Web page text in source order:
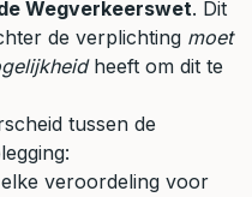
Wegverkeerswet. Dit
de verplichting moet
heeft om dit te
tussen de
elke veroordeling voor